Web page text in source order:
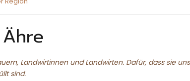
Landwirtinnen und Landwirten. Dafür, dass sie
sind.